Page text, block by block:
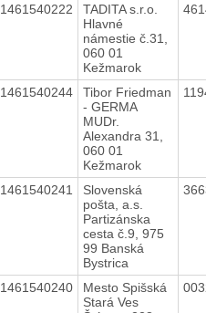
1461540222
TADITA s.r.o.
Hlavné
námestie č.31,
060 01
Kežmarok
1461540244
Tibor Friedman
- GERMA
MUDr.
Alexandra 31,
060 01
Kežmarok
1461540241
Slovenská
pošta, a.s.
Partizánska
cesta č.9, 975
99 Banská
Bystrica
1461540240
Mesto Spišská
Stará Ves